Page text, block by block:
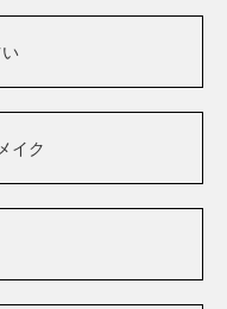
イク